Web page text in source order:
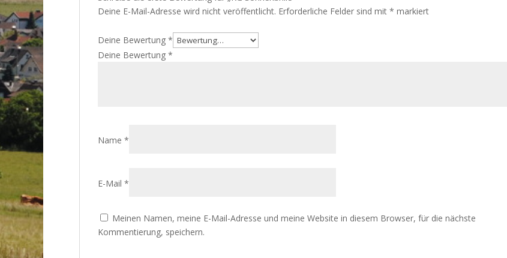
Deine E-Mail-Adresse wird nicht veröffentlicht. Erforderliche Felder sind mit * markiert
Deine Bewertung *
Deine Bewertung *
Name *
E-Mail *
Meinen Namen, meine E-Mail-Adresse und meine Website in diesem Browser, für die nächste
Kommentierung, speichern.